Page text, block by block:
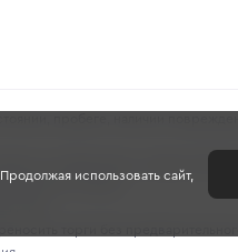
пробеге, наличии
на информации,
в торгах.
ГК РФ.
торги без
использовать сайт,